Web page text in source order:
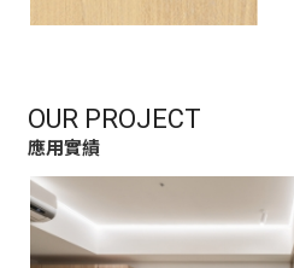
OUR PROJECT
應用實績